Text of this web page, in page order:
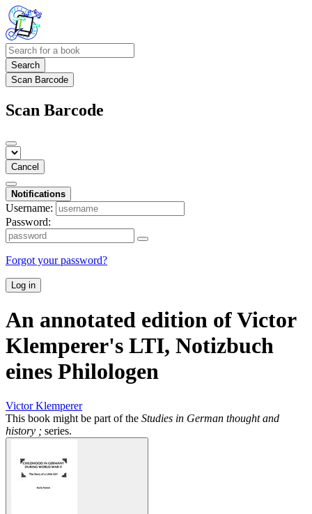
Search
Scan Barcode
Scan Barcode
Cancel
Notifications
Username:
Password:
Forgot your password?
Log in
An annotated edition of Victor
Klemperer's LTI, Notizbuch
eines Philologen
Victor Klemperer
This book might be part of the Studies in German thought and
history ; series.